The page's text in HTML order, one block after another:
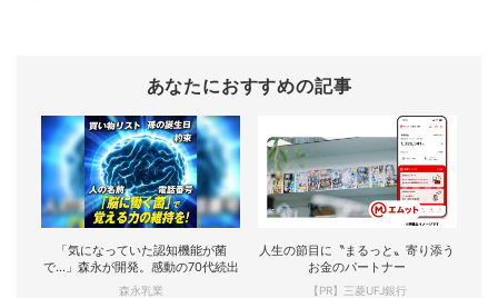
あなたにおすすめの記事
「気になっていた認知機能が菌
で…」森永が開発。感動の70代続出
森永乳業
人生の節目に〝まるっと〟寄り添う
お金のパートナー
【PR】三菱UFJ銀行